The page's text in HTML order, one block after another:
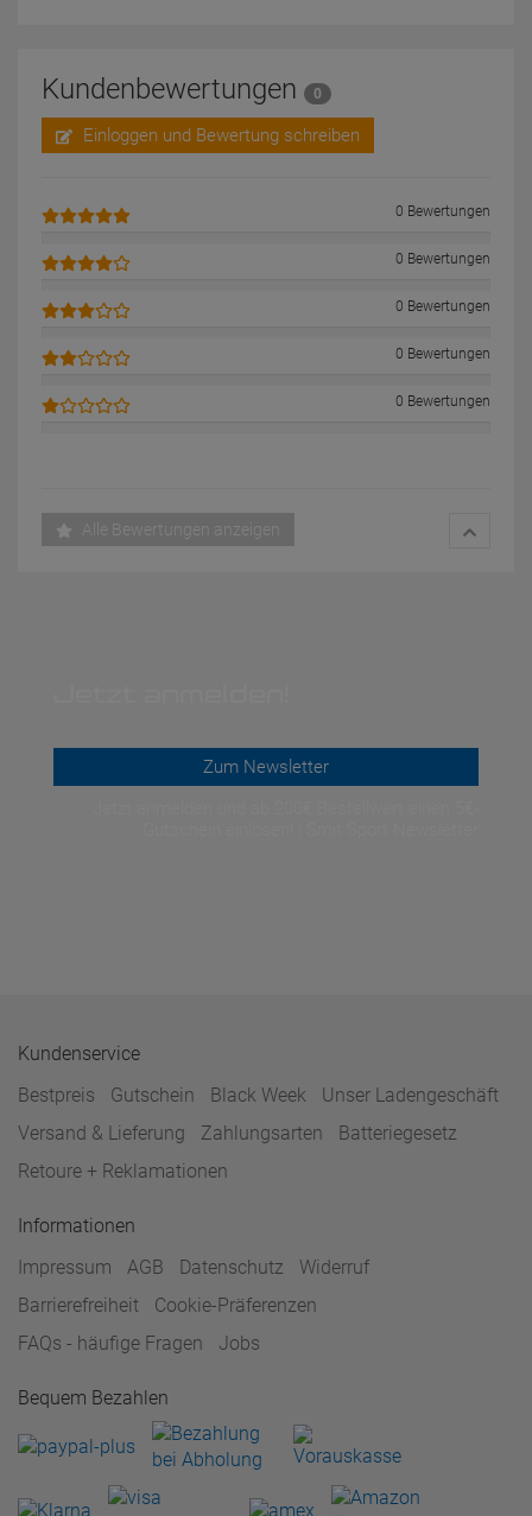
Kundenbewertungen 0
Einloggen und Bewertung schreiben
0 Bewertungen
0 Bewertungen
0 Bewertungen
0 Bewertungen
0 Bewertungen
Alle Bewertungen anzeigen
Zum Newsletter
Kundenservice
Bestpreis
Gutschein Black Week
Unser Ladengeschäft
Versand & Lieferung
Zahlungsarten
Batteriegesetz
Retoure + Reklamationen
Informationen
Impressum
AGB Datenschutz
Widerruf
Barrierefreiheit
Cookie-Präferenzen
FAQs - häufige Fragen
Jobs
Bequem Bezahlen